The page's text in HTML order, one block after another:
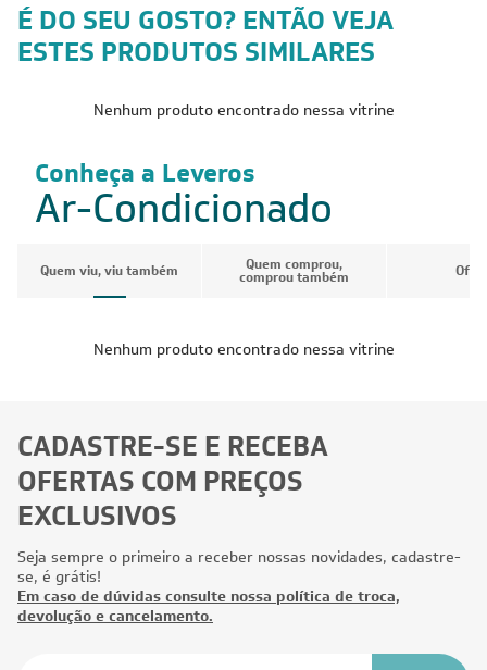
É DO SEU GOSTO? ENTÃO VEJA
ESTES PRODUTOS SIMILARES
Nenhum produto encontrado nessa vitrine
Conheça a Leveros
Ar-Condicionado
Quem viu, viu também Quem comprou,
comprou também
Nenhum produto encontrado nessa vitrine
CADASTRE-SE E RECEBA
OFERTAS COM PREÇOS
EXCLUSIVOS
Seja sempre o primeiro a receber nossas novidades, cadastre-
se, é grátis!
Em caso de dúvidas consulte nossa política de troca,
devolução e cancelamento.